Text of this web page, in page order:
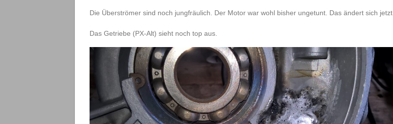
Die Überströmer sind noch jungfräulich. Der Motor war wohl bisher ungetunt. Das ändert sich jetzt.
Das Getriebe (PX-Alt) sieht noch top aus.